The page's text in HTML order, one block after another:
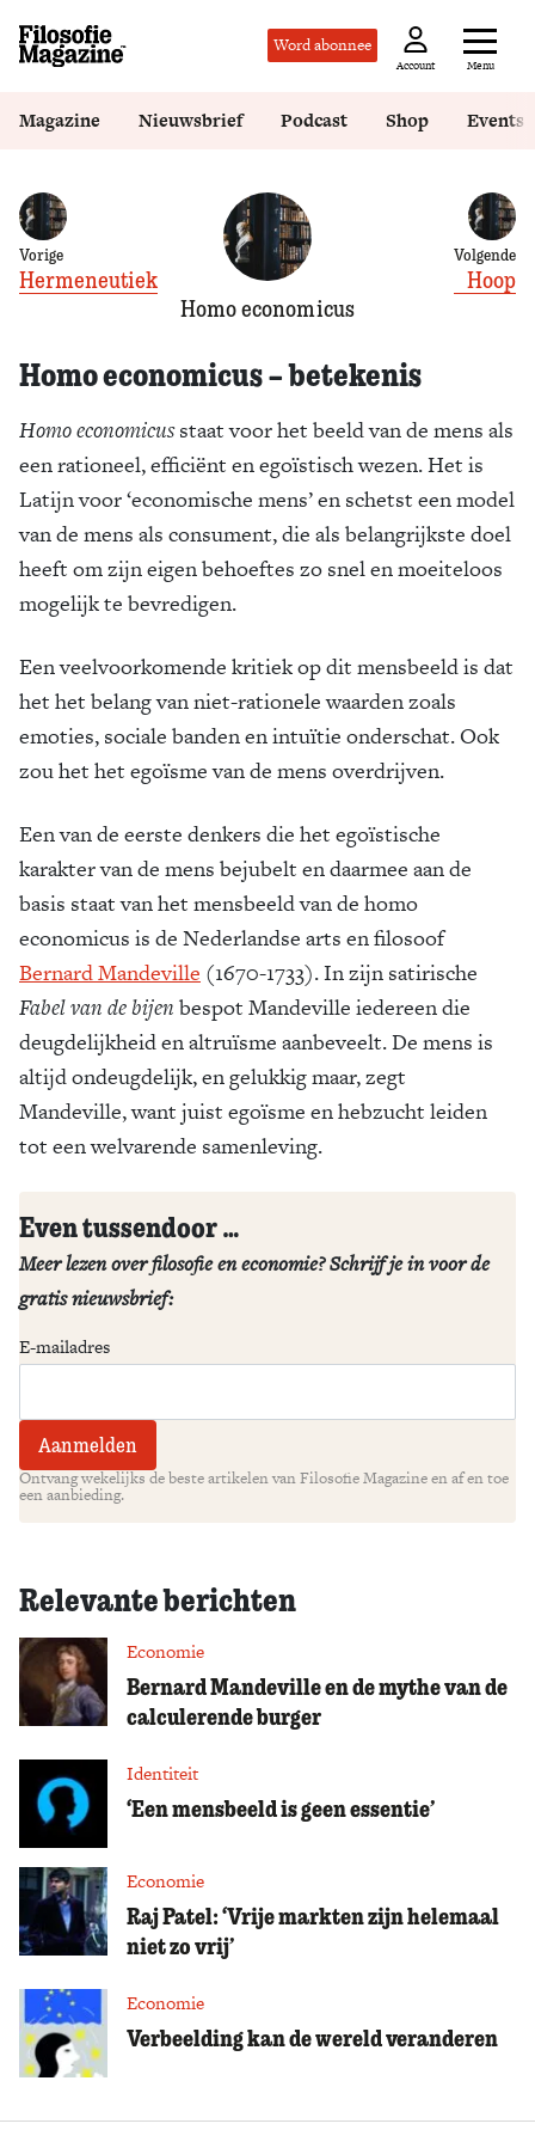
Word abonnee
Account Menu
Zoek
Magazine Nieuwsbrief Podcast Shop Events
Vorige
Hermeneutiek
Homo economicus
Volgende
Hoop
Homo economicus – betekenis
Homo economicusstaat voor het beeld van de mens als
een rationeel, efficiënt en egoïstisch wezen. Het is
Latijn voor ‘economische mens’ en schetst een model
van de mens als consument, die als belangrijkste doel
heeft om zijn eigen behoeftes zo snel en moeiteloos
mogelijk te bevredigen.
Een veelvoorkomende kritiek op dit mensbeeld is dat
het het belang van niet-rationele waarden zoals
emoties, sociale banden en intuïtie onderschat. Ook
zou het het egoïsme van de mens overdrijven.
Een van de eerste denkers die het egoïstische
karakter van de mens bejubelt en daarmee aan de
basis staat van het mensbeeld van de homo
economicus is de Nederlandse arts en filosoof
Bernard Mandeville (1670-1733). In zijn satirische
Fabel van de bijen bespot Mandeville iedereen die
deugdelijkheid en altruïsme aanbeveelt. De mens is
altijd ondeugdelijk, en gelukkig maar, zegt
Mandeville, want juist egoïsme en hebzucht leiden
tot een welvarende samenleving.
Even tussendoor …
Meer lezen over filosofie en economie? Schrijf je in voor de
gratis nieuwsbrief:
E-mailadres
Ontvang wekelijks de beste artikelen van Filosofie Magazine en af en toe
een aanbieding.
Relevante berichten
Economie
Bernard Mandeville en de mythe van de
calculerende burger
Identiteit
‘Een mensbeeld is geen essentie’
Economie
Raj Patel: ‘Vrije markten zijn helemaal
niet zo vrij’
Economie
Verbeelding kan de wereld veranderen